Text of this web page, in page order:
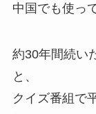
中国でも使っ
約30年間続い
と、
クイズ番組で